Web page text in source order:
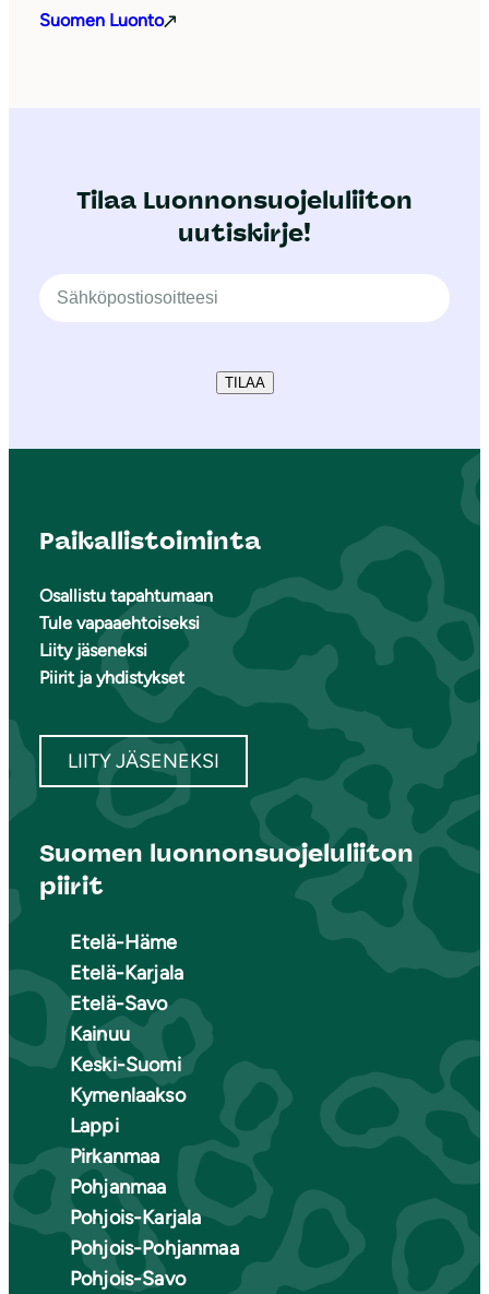
Suomen Luonto
Tilaa Luonnonsuojeluliiton
uutiskirje!
TILAA
Paikallistoiminta
Osallistu tapahtumaan
Tule vapaaehtoiseksi
Liity jäseneksi
Piirit ja yhdistykset
LIITY JÄSENEKSI
Suomen luonnonsuojeluliiton
piirit
Etelä-Häme
Etelä-Karjala
Etelä-Savo
Kainuu
Keski-Suomi
Kymenlaakso
Lappi
Pirkanmaa
Pohjanmaa
Pohjois-Karjala
Pohjois-Pohjanmaa
Pohjois-Savo